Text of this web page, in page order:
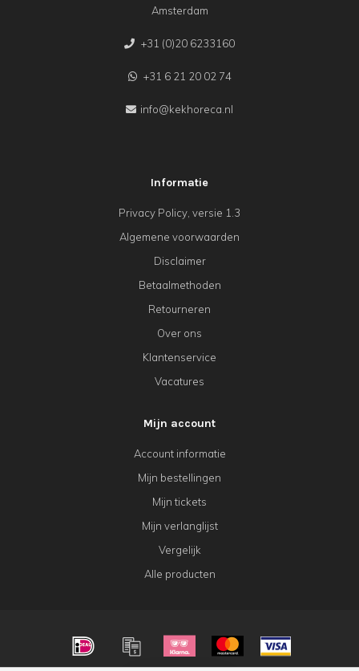
Amsterdam
+31 (0)20 6233160
+31 6 21 20 02 74
info@kekhoreca.nl
Informatie
Privacy Policy, versie 1.3
Algemene voorwaarden
Disclaimer
Betaalmethoden
Retourneren
Over ons
Klantenservice
Vacatures
Mijn account
Account informatie
Mijn bestellingen
Mijn tickets
Mijn verlanglijst
Vergelijk
Alle producten